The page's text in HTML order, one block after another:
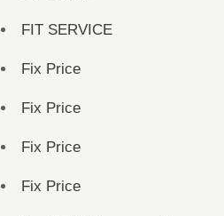
FIT SERVICE
Fix Price
Fix Price
Fix Price
Fix Price